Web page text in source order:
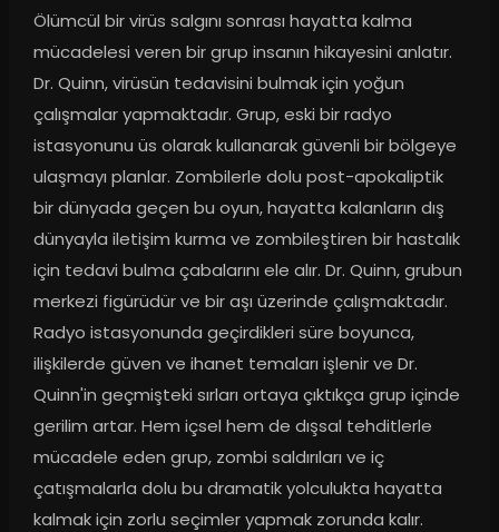
Ölümcül bir virüs salgını sonrası hayatta kalma
mücadelesi veren bir grup insanın hikayesini anlatır.
Dr. Quinn, virüsün tedavisini bulmak için yoğun
çalışmalar yapmaktadır. Grup, eski bir radyo
istasyonunu üs olarak kullanarak güvenli bir bölgeye
ulaşmayı planlar. Zombilerle dolu post-apokaliptik
bir dünyada geçen bu oyun, hayatta kalanların dış
dünyayla iletişim kurma ve zombileştiren bir hastalık
için tedavi bulma çabalarını ele alır. Dr. Quinn, grubun
merkezi figürüdür ve bir aşı üzerinde çalışmaktadır.
Radyo istasyonunda geçirdikleri süre boyunca,
ilişkilerde güven ve ihanet temaları işlenir ve Dr.
Quinn'in geçmişteki sırları ortaya çıktıkça grup içinde
gerilim artar. Hem içsel hem de dışsal tehditlerle
mücadele eden grup, zombi saldırıları ve iç
çatışmalarla dolu bu dramatik yolculukta hayatta
kalmak için zorlu seçimler yapmak zorunda kalır.